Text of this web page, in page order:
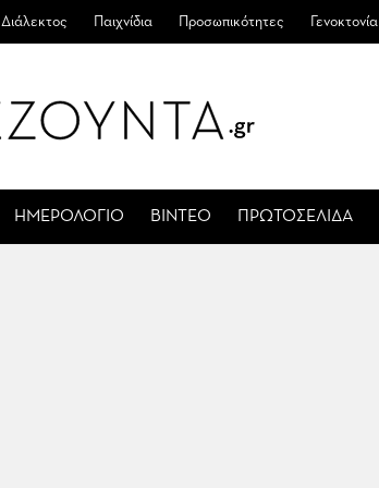
Διάλεκτος Παιχνίδια Προσωπικότητες Γενοκτονία
ΗΜΕΡΟΛΟΓΙΟ ΒΙΝΤΕΟ ΠΡΩΤΟΣΕΛΙΔΑ